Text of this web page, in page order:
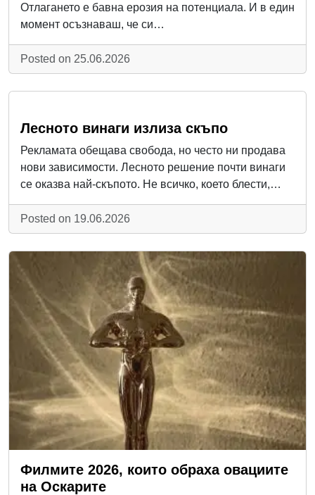
Отлагането е бавна ерозия на потенциала. И в един
момент осъзнаваш, че си…
Posted on 25.06.2026
Лесното винаги излиза скъпо
Рекламата обещава свобода, но често ни продава
нови зависимости. Лесното решение почти винаги
се оказва най-скъпото. Не всичко, което блести,…
Posted on 19.06.2026
Филмите 2026, които обраха овациите
на Оскарите